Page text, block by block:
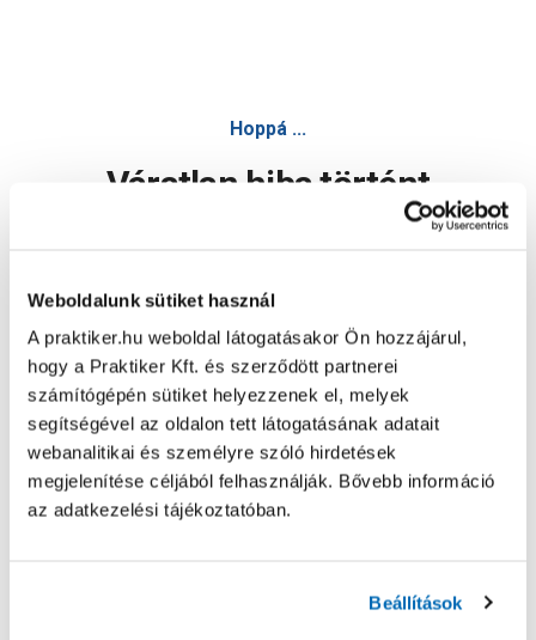
Weboldalunk sütiket használ
A praktiker.hu weboldal látogatásakor Ön hozzájárul,
hogy a Praktiker Kft. és szerződött partnerei
számítógépén sütiket helyezzenek el, melyek
segítségével az oldalon tett látogatásának adatait
webanalitikai és személyre szóló hirdetések
megjelenítése céljából felhasználják. Bővebb információ
az adatkezelési tájékoztatóban.
Beállítások
Hoppá ...
Váratlan hiba történt
Oldal újratöltése